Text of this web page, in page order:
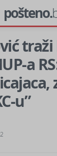
pošteno.
a
u”